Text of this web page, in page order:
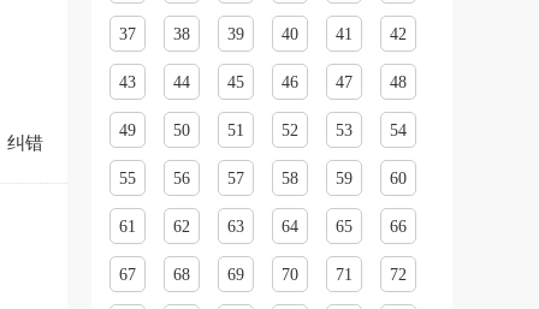
纠错
37 38 39 40 41 42
43 44 45 46 47 48
49 50 51 52 53 54
55 56 57 58 59 60
61 62 63 64 65 66
67 68 69 70 71 72